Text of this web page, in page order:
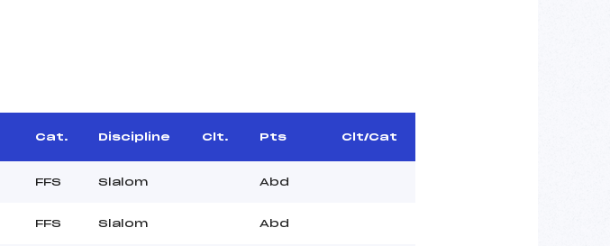
Cat. Discipline Clt. Pts Clt/Cat
FFS Slalom Abd
FFS Slalom Abd